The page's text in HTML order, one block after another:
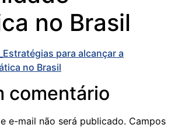
no Brasil
para alcançar a
no Brasil
comentário
e-mail não será publicado. Campos